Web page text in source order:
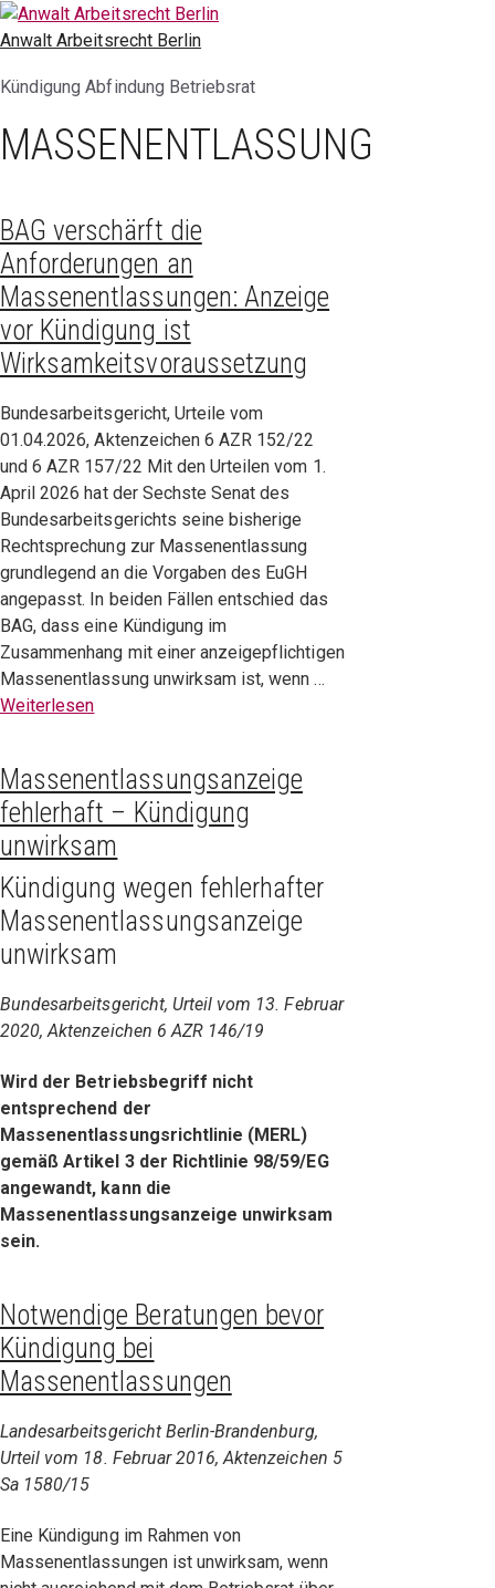
Zum
Inhalt
Anwalt Arbeitsrecht Berlin
Kündigung Abfindung Betriebsrat
MASSENENTLASSUNG
BAG verschärft die
Anforderungen an
Massenentlassungen: Anzeige
vor Kündigung ist
Wirksamkeitsvoraussetzung
Bundesarbeitsgericht, Urteile vom
01.04.2026, Aktenzeichen 6 AZR 152/22
und 6 AZR 157/22 Mit den Urteilen vom 1.
April 2026 hat der Sechste Senat des
Bundesarbeitsgerichts seine bisherige
Rechtsprechung zur Massenentlassung
grundlegend an die Vorgaben des EuGH
angepasst. In beiden Fällen entschied das
BAG, dass eine Kündigung im
Zusammenhang mit einer anzeigepflichtigen
Massenentlassung unwirksam ist, wenn …
Weiterlesen
Massenentlassungsanzeige
fehlerhaft – Kündigung
unwirksam
Kündigung wegen fehlerhafter
Massenentlassungsanzeige
unwirksam
Bundesarbeitsgericht, Urteil vom 13. Februar
2020, Aktenzeichen 6 AZR 146/19
Wird der Betriebsbegriff nicht
entsprechend der
Massenentlassungsrichtlinie (MERL)
gemäß Artikel 3 der Richtlinie 98/59/EG
angewandt, kann die
Massenentlassungsanzeige unwirksam
sein.
Notwendige Beratungen bevor
Kündigung bei
Massenentlassungen
Landesarbeitsgericht Berlin-Brandenburg,
Urteil vom 18. Februar 2016, Aktenzeichen 5
Sa 1580/15
Eine Kündigung im Rahmen von
Massenentlassungen ist unwirksam, wenn